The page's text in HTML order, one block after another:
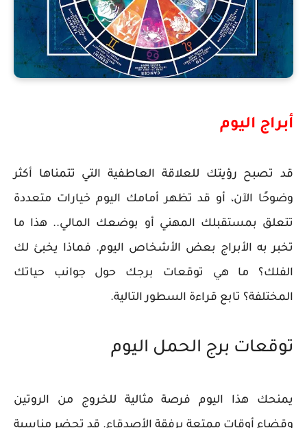
أبراج اليوم
قد تصبح رؤيتك للعلاقة العاطفية التي تتمناها أكثر
وضوحًا الآن، أو قد تظهر أمامك اليوم خيارات متعددة
تتعلق بمستقبلك المهني أو بوضعك المالي.. هذا ما
تخبر به الأبراج بعض الأشخاص اليوم. فماذا يخبئ لك
الفلك؟ ما هي توقعات برجك حول جوانب حياتك
المختلفة؟ تابع قراءة السطور التالية.
توقعات برج الحمل اليوم
يمنحك هذا اليوم فرصة مثالية للخروج من الروتين
وقضاء أوقات ممتعة برفقة الأصدقاء. قد تحضر مناسبة